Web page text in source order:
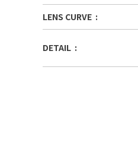
LENS CURVE
DETAIL